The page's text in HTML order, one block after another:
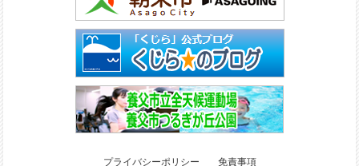
プライバシーポリシー 免責事項